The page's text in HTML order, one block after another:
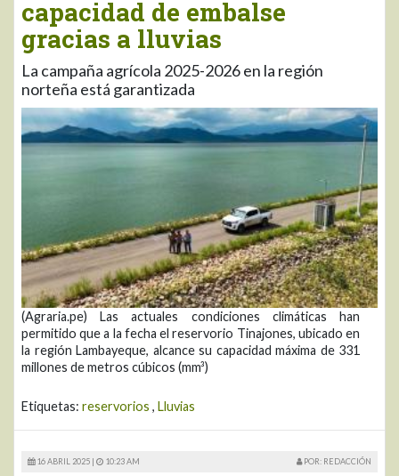
capacidad de embalse
gracias a lluvias
La campaña agrícola 2025-2026 en la región
norteña está garantizada
(Agraria.pe) Las actuales condiciones climáticas han
permitido que a la fecha el reservorio Tinajones, ubicado en
la región Lambayeque, alcance su capacidad máxima de 331
millones de metros cúbicos (mm³)
Etiquetas: reservorios , Lluvias
16 ABRIL 2025 | 10:23 AM POR: REDACCIÓN